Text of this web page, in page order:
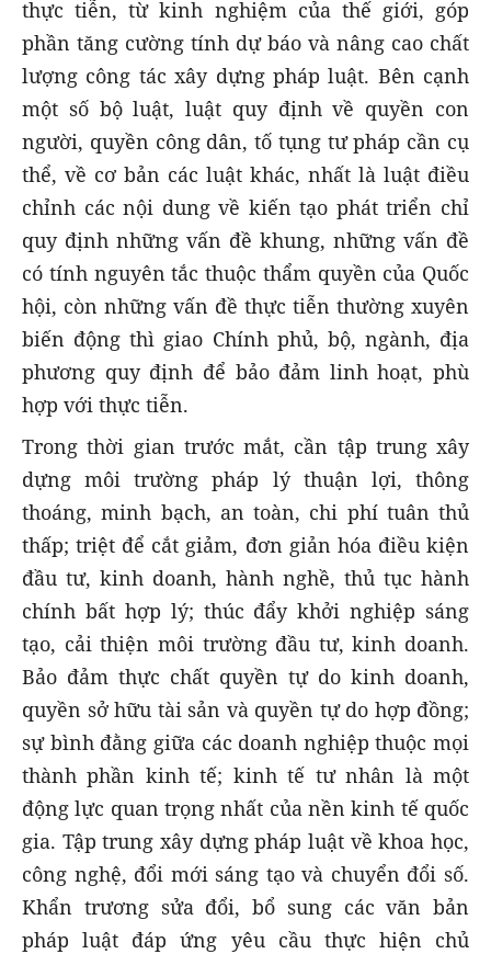
thực tiễn, từ kinh nghiệm của thế giới, góp
phần tăng cường tính dự báo và nâng cao chất
lượng công tác xây dựng pháp luật. Bên cạnh
một số bộ luật, luật quy định về quyền con
người, quyền công dân, tố tụng tư pháp cần cụ
thể, về cơ bản các luật khác, nhất là luật điều
chỉnh các nội dung về kiến tạo phát triển chỉ
quy định những vấn đề khung, những vấn đề
có tính nguyên tắc thuộc thẩm quyền của Quốc
hội, còn những vấn đề thực tiễn thường xuyên
biến động thì giao Chính phủ, bộ, ngành, địa
phương quy định để bảo đảm linh hoạt, phù
hợp với thực tiễn.
Trong thời gian trước mắt, cần tập trung xây
dựng môi trường pháp lý thuận lợi, thông
thoáng, minh bạch, an toàn, chi phí tuân thủ
thấp; triệt để cắt giảm, đơn giản hóa điều kiện
đầu tư, kinh doanh, hành nghề, thủ tục hành
chính bất hợp lý; thúc đẩy khởi nghiệp sáng
tạo, cải thiện môi trường đầu tư, kinh doanh.
Bảo đảm thực chất quyền tự do kinh doanh,
quyền sở hữu tài sản và quyền tự do hợp đồng;
sự bình đằng giữa các doanh nghiệp thuộc mọi
thành phần kinh tế; kinh tế tư nhân là một
động lực quan trọng nhất của nền kinh tế quốc
gia. Tập trung xây dựng pháp luật về khoa học,
công nghệ, đổi mới sáng tạo và chuyển đổi số.
Khẩn trương sửa đổi, bổ sung các văn bản
pháp luật đáp ứng yêu cầu thực hiện chủ